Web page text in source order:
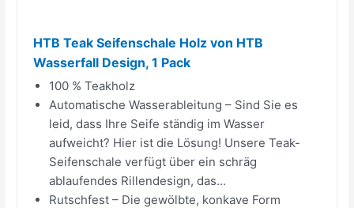
HTB Teak Seifenschale Holz von HTB
Wasserfall Design, 1 Pack
100 % Teakholz
Automatische Wasserableitung – Sind Sie es
leid, dass Ihre Seife ständig im Wasser
aufweicht? Hier ist die Lösung! Unsere Teak-
Seifenschale verfügt über ein schräg
ablaufendes Rillendesign, das...
Rutschfest – Die gewölbte, konkave Form